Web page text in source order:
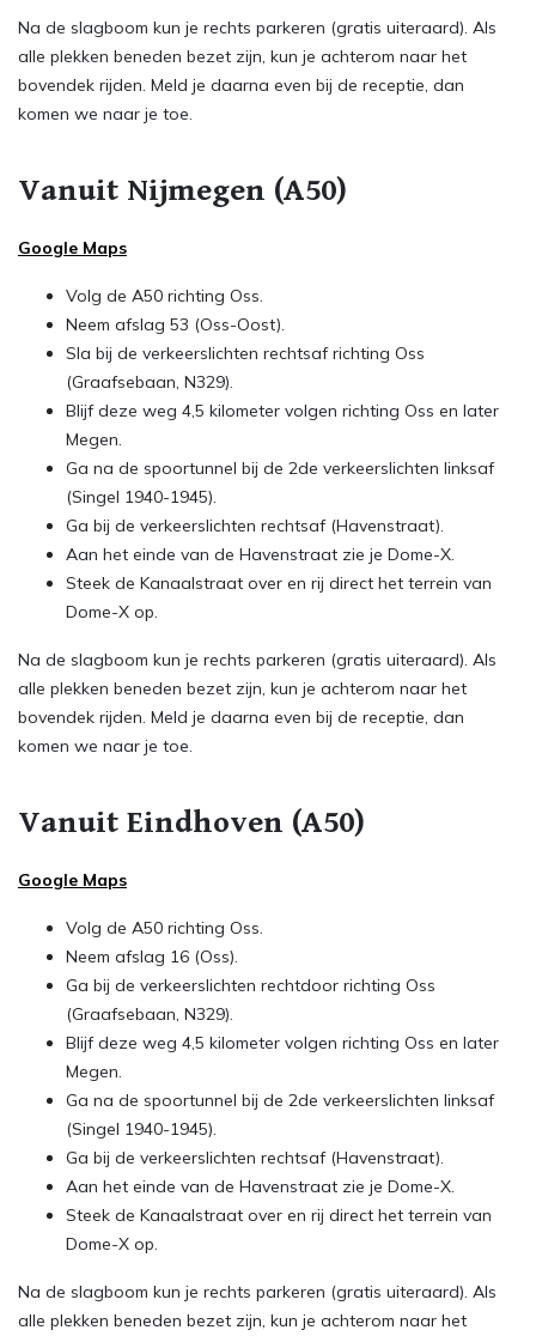
Na de slagboom kun je rechts parkeren (gratis uiteraard). Als
alle plekken beneden bezet zijn, kun je achterom naar het
bovendek rijden. Meld je daarna even bij de receptie, dan
komen we naar je toe.
Vanuit Nijmegen (A50)
Google Maps
Volg de A50 richting Oss.
Neem afslag 53 (Oss-Oost).
Sla bij de verkeerslichten rechtsaf richting Oss
(Graafsebaan, N329).
Blijf deze weg 4,5 kilometer volgen richting Oss en later
Megen.
Ga na de spoortunnel bij de 2de verkeerslichten linksaf
(Singel 1940-1945).
Ga bij de verkeerslichten rechtsaf (Havenstraat).
Aan het einde van de Havenstraat zie je Dome-X.
Steek de Kanaalstraat over en rij direct het terrein van
Dome-X op.
Na de slagboom kun je rechts parkeren (gratis uiteraard). Als
alle plekken beneden bezet zijn, kun je achterom naar het
bovendek rijden. Meld je daarna even bij de receptie, dan
komen we naar je toe.
Vanuit Eindhoven (A50)
Google Maps
Volg de A50 richting Oss.
Neem afslag 16 (Oss).
Ga bij de verkeerslichten rechtdoor richting Oss
(Graafsebaan, N329).
Blijf deze weg 4,5 kilometer volgen richting Oss en later
Megen.
Ga na de spoortunnel bij de 2de verkeerslichten linksaf
(Singel 1940-1945).
Ga bij de verkeerslichten rechtsaf (Havenstraat).
Aan het einde van de Havenstraat zie je Dome-X.
Steek de Kanaalstraat over en rij direct het terrein van
Dome-X op.
Na de slagboom kun je rechts parkeren (gratis uiteraard). Als
alle plekken beneden bezet zijn, kun je achterom naar het